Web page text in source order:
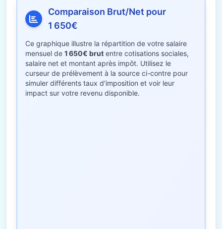
Comparaison Brut/Net pour
1 650€
Ce graphique illustre la répartition de votre salaire
mensuel de 1 650€ brut entre cotisations sociales,
salaire net et montant après impôt. Utilisez le
curseur de prélèvement à la source ci-contre pour
simuler différents taux d'imposition et voir leur
impact sur votre revenu disponible.